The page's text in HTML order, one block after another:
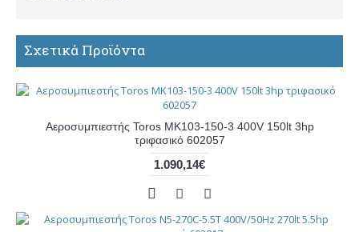
Σχετικά Προϊόντα
Αεροσυμπιεστής Toros MK103-150-3 400V 150lt 3hp
τριφασικό 602057
1.090,14€